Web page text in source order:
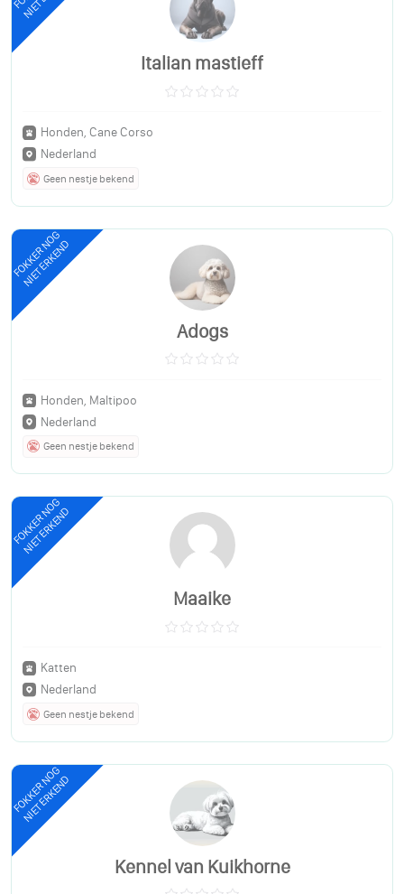
Italian mastieff
Honden, Cane Corso
Nederland
Geen nestje bekend
FOKKER NOG
NIET ERKEND
Adogs
Honden, Maltipoo
Nederland
Geen nestje bekend
FOKKER NOG
NIET ERKEND
Maaike
Katten
Nederland
Geen nestje bekend
FOKKER NOG
NIET ERKEND
Kennel van Kuikhorne